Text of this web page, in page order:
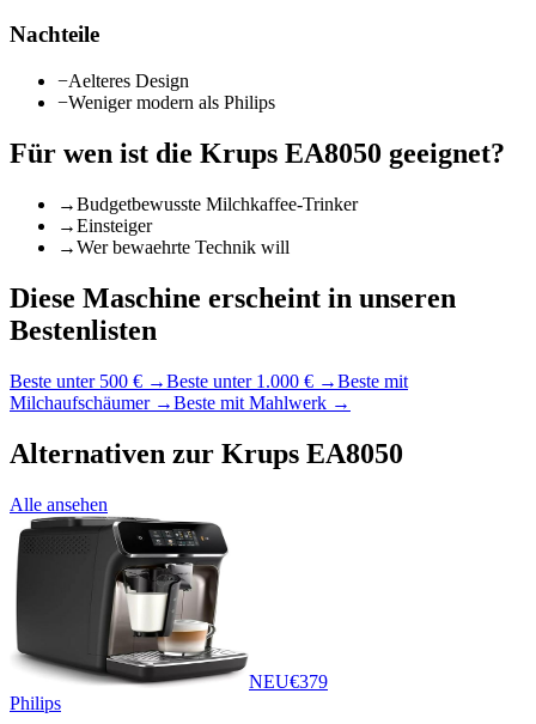
Nachteile
−Aelteres Design
−Weniger modern als Philips
Für wen ist die Krups EA8050 geeignet?
→Budgetbewusste Milchkaffee-Trinker
→Einsteiger
→Wer bewaehrte Technik will
Diese Maschine erscheint in unseren
Bestenlisten
Beste unter 500 € →Beste unter 1.000 € →Beste mit
Milchaufschäumer→Beste mit Mahlwerk →
Alternativen zur Krups EA8050
Alle ansehen
NEU€379
Philips